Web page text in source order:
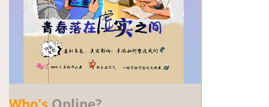
Who’s Online?